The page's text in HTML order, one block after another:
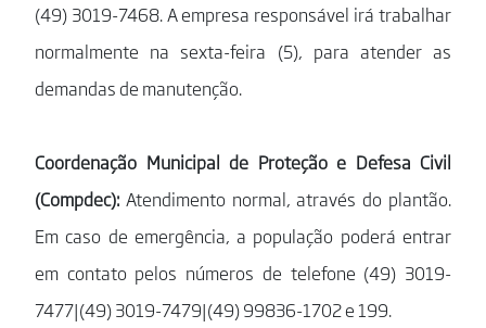
(49) 3019-7468. A empresa responsável irá trabalhar
normalmente na sexta-feira (5), para atender as
demandas de manutenção.
Coordenação Municipal de Proteção e Defesa Civil
(Compdec): Atendimento normal, através do plantão.
Em caso de emergência, a população poderá entrar
em contato pelos números de telefone (49) 3019-
7477|(49) 3019-7479|(49) 99836-1702 e 199.